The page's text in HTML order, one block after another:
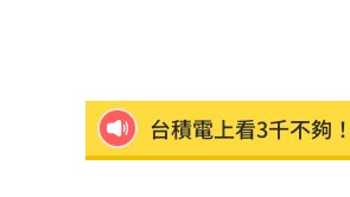
台積電上看3千不夠